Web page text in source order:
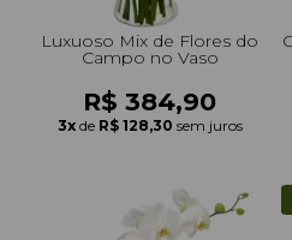
Luxuoso Mix de Flores do
Campo no Vaso
R$ 384,90
3x de R$ 128,30 sem juros